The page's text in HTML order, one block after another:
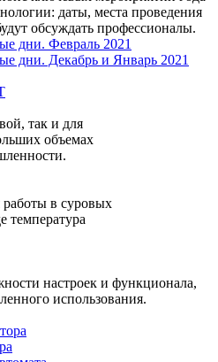
даты, места проведения
обсуждать профессионалы.
дни. Февраль 2021
дни. Декабрь и Январь 2021
так и для
объемах
работы в суровых
температура
настроек и функционала,
использования.